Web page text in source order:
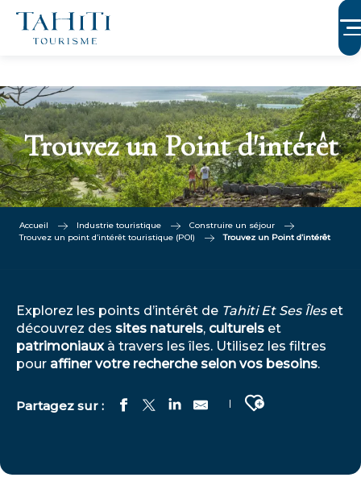
Aller
contenu
Trouvez un Point d'intérêt
Accueil Industrie touristique
Construire un séjour
Trouvez un point d’intérêt touristique (POI)
Trouvez un Point d’intérêt
Explorez les points d’intérêt de Tahiti Et Ses Îleset
découvrez des sites naturels, culturels et
patrimoniauxà travers les îles. Utilisez les filtres
pour affiner votre recherche selon vos besoins.
Ajouter aux